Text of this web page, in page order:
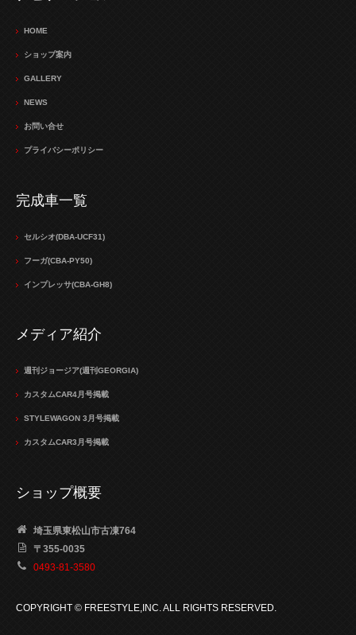
HOME
ショップ案内
GALLERY
NEWS
お問い合せ
プライバシーポリシー
完成車一覧
セルシオ(DBA-UCF31)
フーガ(CBA-PY50)
インプレッサ(CBA-GH8)
メディア紹介
週刊ジョージア(週刊GEORGIA)
カスタムCAR4月号掲載
STYLEWAGON 3月号掲載
カスタムCAR3月号掲載
ショップ概要
埼玉県東松山市古凍764
〒355-0035
0493-81-3580
COPYRIGHT © FREESTYLE,INC. ALL RIGHTS RESERVED.